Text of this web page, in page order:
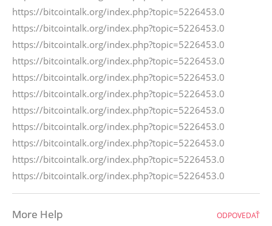
https://bitcointalk.org/index.php?topic=5226453.0
https://bitcointalk.org/index.php?topic=5226453.0
https://bitcointalk.org/index.php?topic=5226453.0
https://bitcointalk.org/index.php?topic=5226453.0
https://bitcointalk.org/index.php?topic=5226453.0
https://bitcointalk.org/index.php?topic=5226453.0
https://bitcointalk.org/index.php?topic=5226453.0
https://bitcointalk.org/index.php?topic=5226453.0
https://bitcointalk.org/index.php?topic=5226453.0
https://bitcointalk.org/index.php?topic=5226453.0
https://bitcointalk.org/index.php?topic=5226453.0
More Help ODPOVEDAŤ